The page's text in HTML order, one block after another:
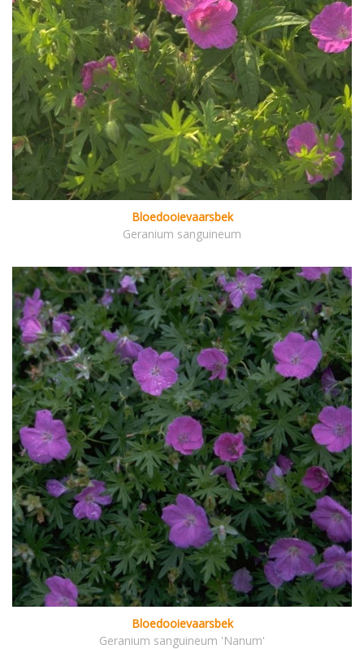
Bloedooievaarsbek
Geranium sanguineum
Bloedooievaarsbek
Geranium sanguineum 'Nanum'